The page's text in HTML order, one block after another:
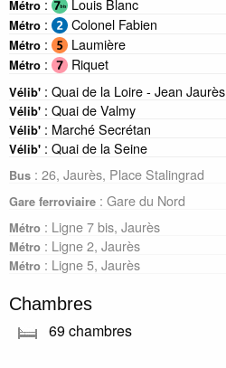
Métro : Louis Blanc
Métro : Colonel Fabien
Métro : Laumière
Métro : Riquet
Vélib' : Quai de la Loire - Jean Jaurès
Vélib' : Quai de Valmy
Vélib' : Marché Secrétan
Vélib' : Quai de la Seine
Bus : 26, Jaurès, Place Stalingrad
Gare ferroviaire : Gare du Nord
Métro : Ligne 7 bis, Jaurès
Métro : Ligne 2, Jaurès
Métro : Ligne 5, Jaurès
Chambres
69 chambres